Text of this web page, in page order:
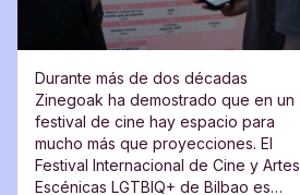
Durante más de dos décadas
Zinegoak ha demostrado que en un
festival de cine hay espacio para
mucho más que proyecciones. El
Festival Internacional de Cine y Artes
Escénicas LGTBIQ+ de Bilbao es